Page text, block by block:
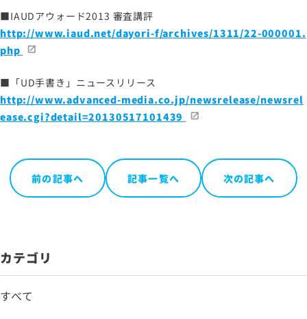
労働者派遣事業に関わる情報
メールマガジン
■IAUDアウォード2013 審査講評
http://www.iaud.net/dayori-f/archives/1311/22-000001.
php
■「UD手書き」ニュースリリース
http://www.advanced-media.co.jp/newsrelease/newsrel
ease.cgi?detail=20130517101439
前の記事へ 記事一覧へ 次の記事へ
カテゴリ
すべて